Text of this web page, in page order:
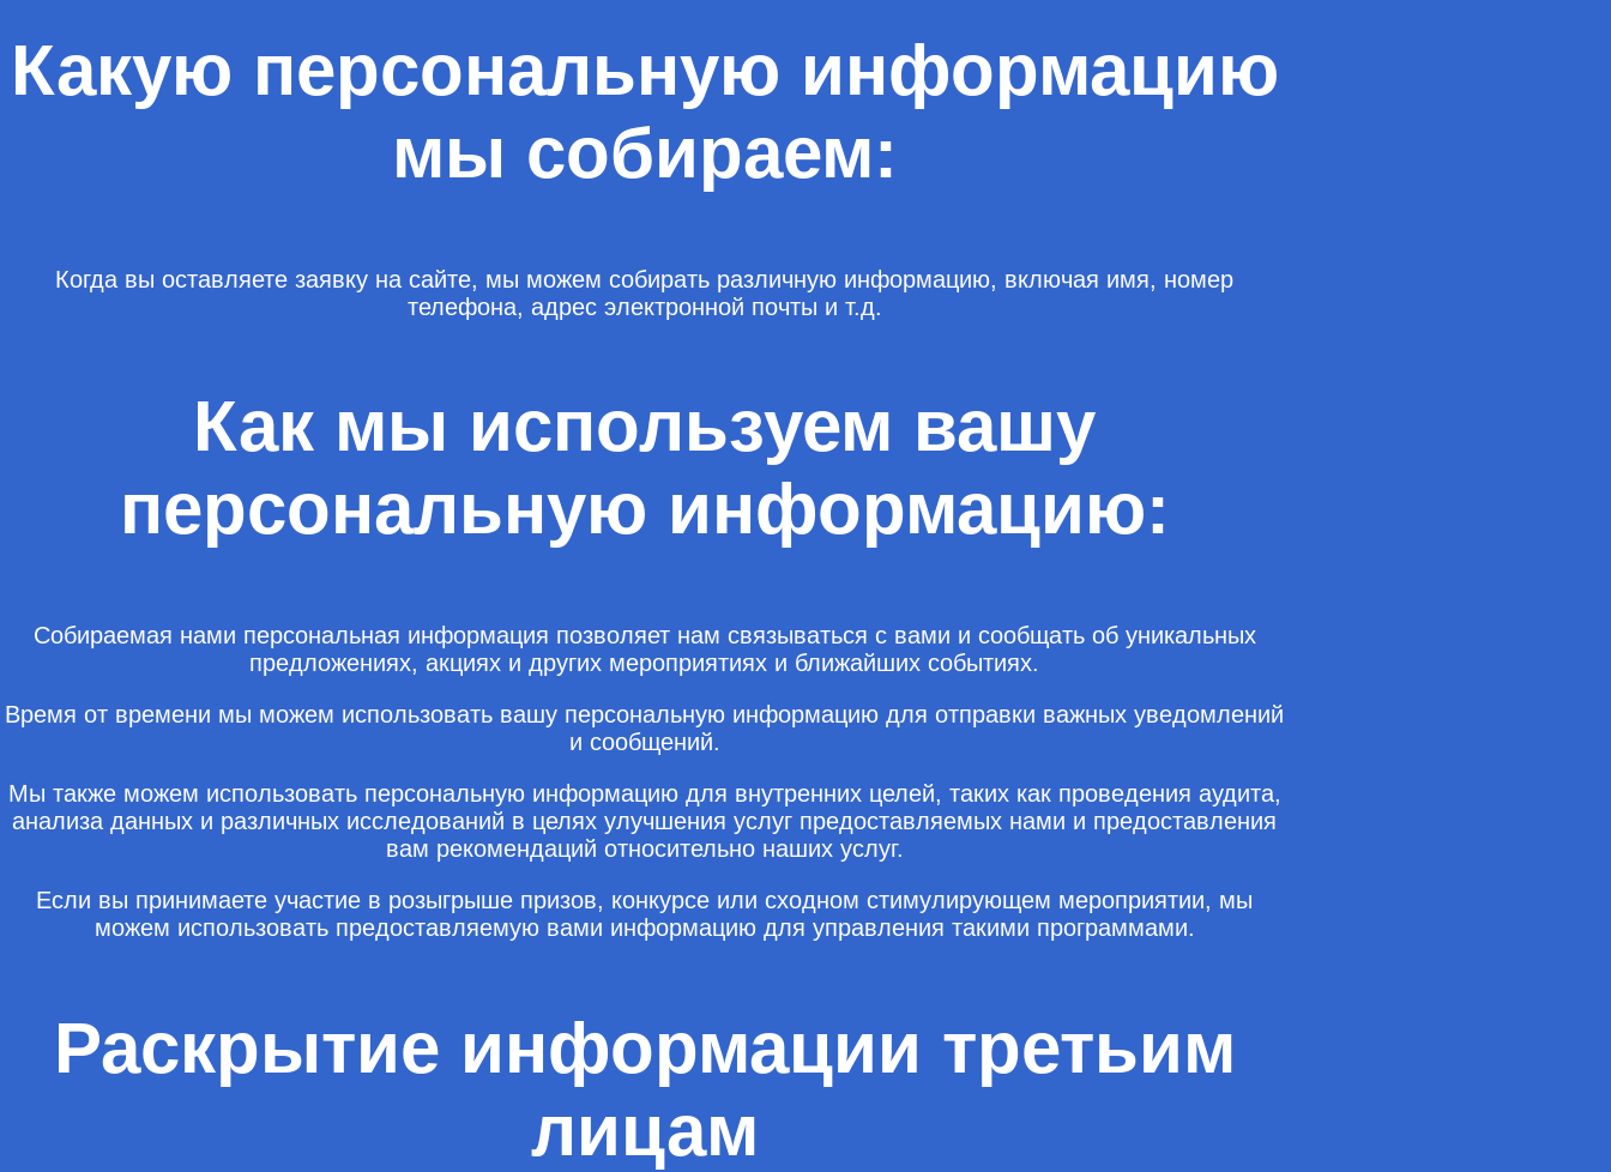
Какую персональную информацию
мы собираем:
Когда вы оставляете заявку на сайте, мы можем собирать различную информацию, включая имя, номер
телефона, адрес электронной почты и т.д.
Как мы используем вашу
персональную информацию:
Собираемая нами персональная информация позволяет нам связываться с вами и сообщать об уникальных
предложениях, акциях и других мероприятиях и ближайших событиях.
Время от времени мы можем использовать вашу персональную информацию для отправки важных уведомлений
и сообщений.
Мы также можем использовать персональную информацию для внутренних целей, таких как проведения аудита,
анализа данных и различных исследований в целях улучшения услуг предоставляемых нами и предоставления
вам рекомендаций относительно наших услуг.
Если вы принимаете участие в розыгрыше призов, конкурсе или сходном стимулирующем мероприятии, мы
можем использовать предоставляемую вами информацию для управления такими программами.
Раскрытие информации третьим
лицам